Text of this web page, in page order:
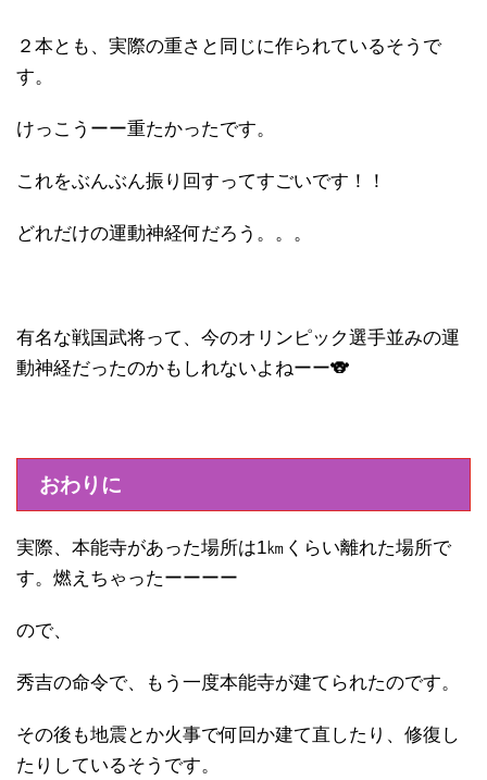
２本とも、実際の重さと同じに作られているそうで
す。
けっこうーー重たかったです。
これをぶんぶん振り回すってすごいです！！
どれだけの運動神経何だろう。。。
有名な戦国武将って、今のオリンピック選手並みの運
動神経だったのかもしれないよねーー🐨
おわりに
実際、本能寺があった場所は1㎞くらい離れた場所で
す。燃えちゃったーーーー
ので、
秀吉の命令で、もう一度本能寺が建てられたのです。
その後も地震とか火事で何回か建て直したり、修復し
たりしているそうです。